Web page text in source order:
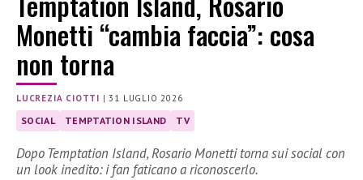
Monetti “cambia faccia”: cosa
non torna
LUCREZIA CIOTTI |31 LUGLIO 2026
SOCIAL TEMPTATION ISLAND TV
Dopo Temptation Island, Rosario Monetti torna sui social con
un look inedito: i fan faticano a riconoscerlo.